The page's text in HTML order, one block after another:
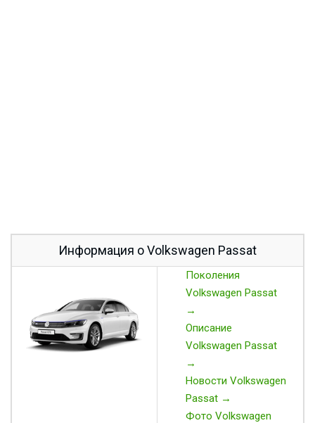
Информация о Volkswagen Passat
Поколения
Volkswagen Passat
→
Описание
Volkswagen Passat
→
Новости Volkswagen
Passat →
Фото Volkswagen